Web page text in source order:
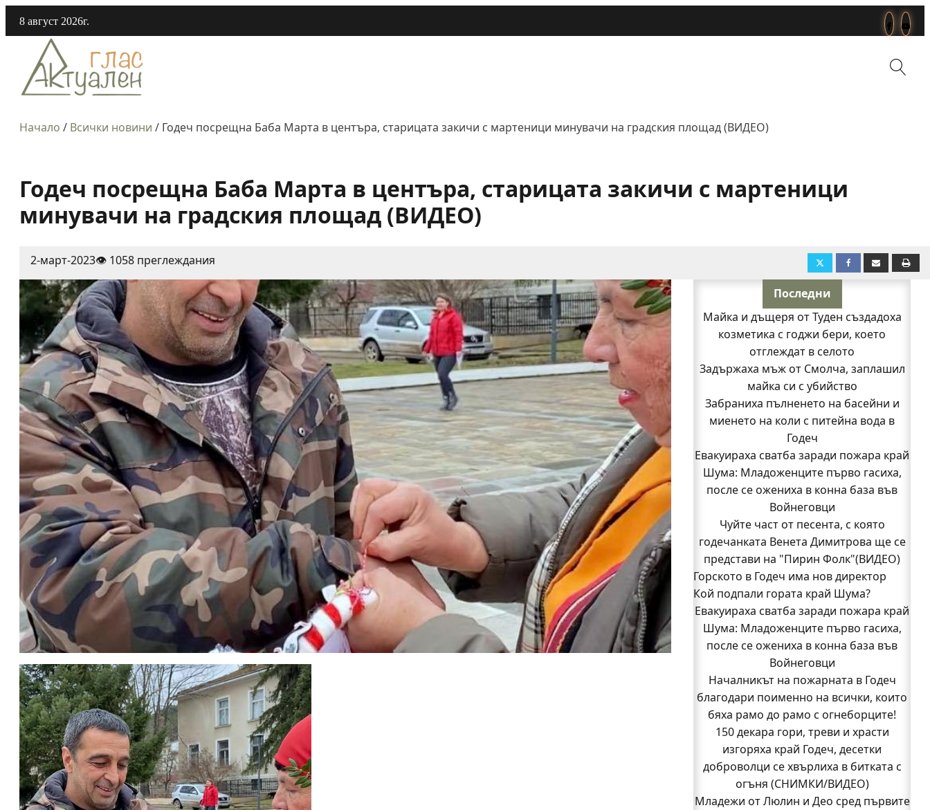
8 август 2026г.
Начало / Всички новини / Годеч посрещна Баба Марта в центъра, старицата закичи с мартеници минувачи на градския площад (ВИДЕО)
Годеч посрещна Баба Марта в центъра, старицата закичи с мартеници
минувачи на градския площад (ВИДЕО)
2-март-2023👁️ 1058 преглеждания
Последни
Майка и дъщеря от Туден създадоха
козметика с годжи бери, което
отглеждат в селото
Задържаха мъж от Смолча, заплашил
майка си с убийство
Забраниха пълненето на басейни и
миенето на коли с питейна вода в
Годеч
Евакуираха сватба заради пожара край
Шума: Младоженците първо гасиха,
после се ожениха в конна база във
Войнеговци
Чуйте част от песента, с която
годечанката Венета Димитрова ще се
представи на "Пирин Фолк"(ВИДЕО)
Горското в Годеч има нов директор
Заповядайте! Магазинът на "Бозмов"
отваря врати в Годеч на 12 август
Бивш шеф на полицията в Годеч оглави
ОДМВР-Видин
Кой подпали гората край Шума?
Младежи от Люлин и Део сред първите
доброволци на пожара край Шума
(СНИМКИ)
Началникът на пожарната в Годеч
благодари поименно на всички, които
бяха рамо до рамо с огнеборците!
150 декара гори, треви и храсти
изгоряха край Годеч, десетки
Кой подпали гората край Шума?
Евакуираха сватба заради пожара край
Шума: Младоженците първо гасиха,
после се ожениха в конна база във
Войнеговци
Началникът на пожарната в Годеч
благодари поименно на всички, които
бяха рамо до рамо с огнеборците!
150 декара гори, треви и храсти
изгоряха край Годеч, десетки
доброволци се хвърлиха в битката с
огъня (СНИМКИ/ВИДЕО)
Младежи от Люлин и Део сред първите